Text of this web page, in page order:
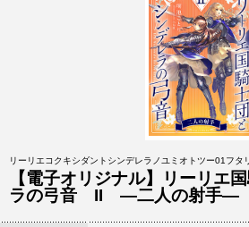
リーリエコクキシダントシンデレラノユミオトツー01フタ
【電子オリジナル】リーリエ
ラの弓音 II ―二人の射手―